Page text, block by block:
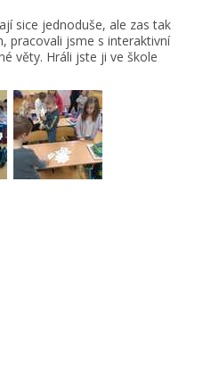
sice jednoduše, ale zas tak
pracovali jsme s interaktivní
věty. Hráli jste ji ve škole